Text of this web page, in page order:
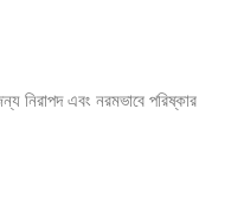
নিরাপদ এবং নরমভাবে পরিষ্কার